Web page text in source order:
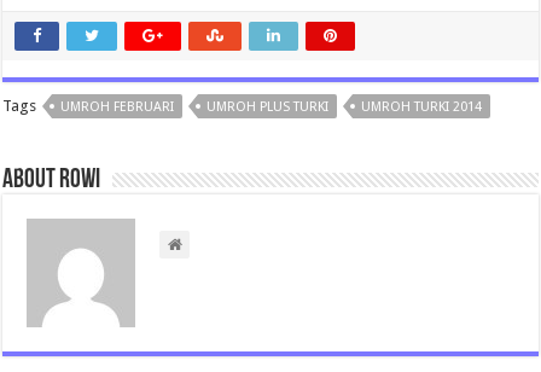
Tags UMROH FEBRUARI UMROH PLUS TURKI UMROH TURKI 2014
About rowi